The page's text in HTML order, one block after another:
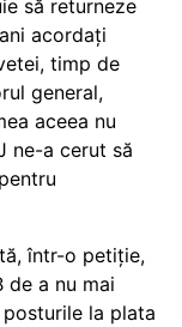
să returneze
acordați
timp de
general,
aceea nu
ne-a cerut să
într-o petiție,
de a nu mai
la plata